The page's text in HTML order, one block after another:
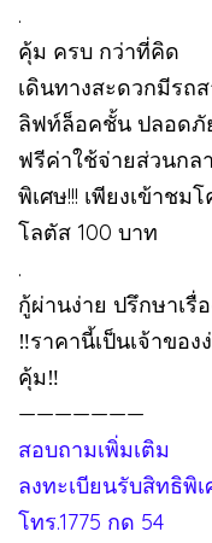
.
คุ้ม ครบ กว่าที่คิด
เดินทางสะดวกมีรถ
ลิฟท์ล็อคชั้น ปลอดภั
ฟรีค่าใช้จ่ายส่วนกล
พิเศษ!!! เพียงเข้าชม
โลตัส 100 บาท
.
กู้ผ่านง่าย ปรึกษาเ
‼ราคานี้เป็นเจ้าขอ
คุ้ม‼
———————
สอบถามเพิ่มเติม
ลงทะเบียนรับสิทธิพิ
โทร.1775 กด 54